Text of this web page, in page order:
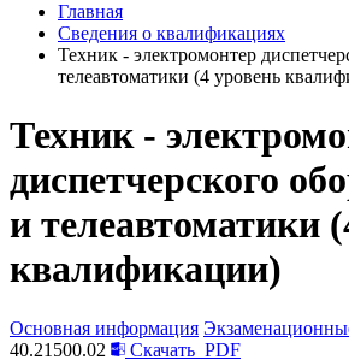
Главная
Сведения о квалификациях
Техник - электромонтер
телеавтоматики (4 уровень
Техник -
диспетчерского
и телеавтоматики
квалификации)
Основная информация
40.21500.02
Скачать PDF